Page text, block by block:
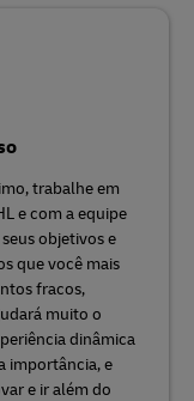
trabalhe em
e com a equipe
objetivos e
que você mais
fracos,
muito o
dinâmica
importância, e
e ir além do